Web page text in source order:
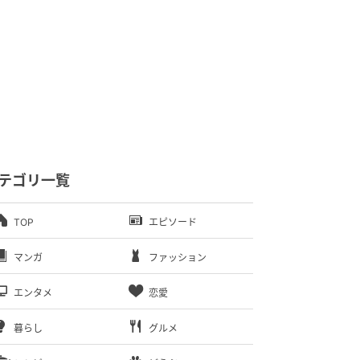
ゴリ一覧
TOP エピソード
マンガ ファッション
エンタメ 恋愛
暮らし グルメ